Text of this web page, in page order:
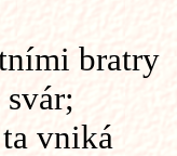
bratry
vniká